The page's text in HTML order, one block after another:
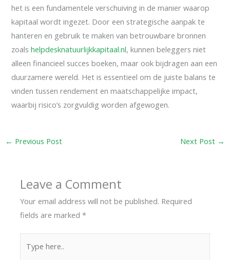
het is een fundamentele verschuiving in de manier waarop
kapitaal wordt ingezet. Door een strategische aanpak te
hanteren en gebruik te maken van betrouwbare bronnen
zoalshelpdesknatuurlijkkapitaal.nl, kunnen beleggers niet
alleen financieel succes boeken, maar ook bijdragen aan een
duurzamere wereld. Het is essentieel om de juiste balans te
vinden tussen rendement en maatschappelijke impact,
waarbij risico’s zorgvuldig worden afgewogen.
← Previous Post Next Post →
Leave a Comment
Your email address will not be published. Required
fields are marked*
here..